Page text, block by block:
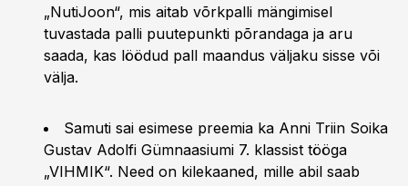
„NutiJoon“, mis aitab võrkpalli mängimisel
tuvastada palli puutepunkti põrandaga ja aru
saada, kas löödud pall maandus väljaku sisse või
välja.
Samuti sai esimese preemia ka Anni Triin Soika
Gustav Adolfi Gümnaasiumi 7. klassist tööga
„VIHMIK“. Need on kilekaaned, mille abil saab